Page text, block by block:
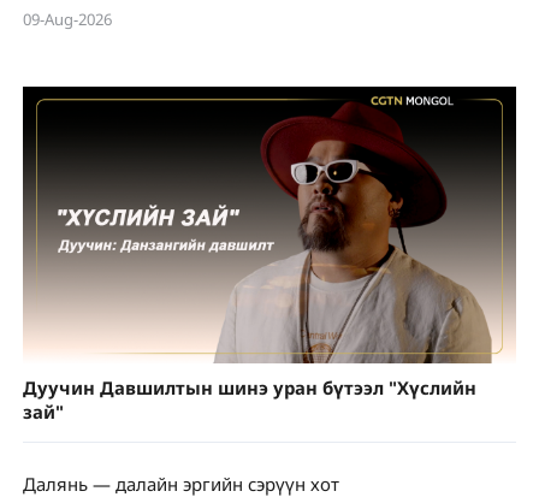
09-Aug-2026
Дуучин Давшилтын шинэ уран бүтээл "Хүслийн
зай"
Далянь — далайн эргийн сэрүүн хот